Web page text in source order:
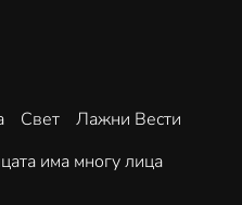
Свет
Лажни Вести
има многу лица